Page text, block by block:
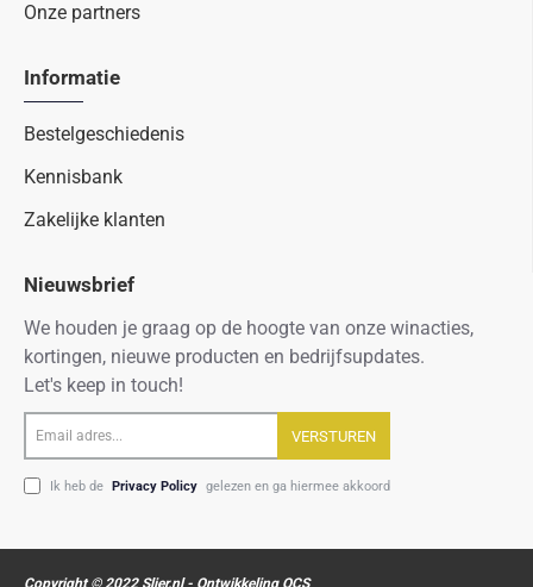
Onze partners
Informatie
Bestelgeschiedenis
Kennisbank
Zakelijke klanten
Nieuwsbrief
We houden je graag op de hoogte van onze winacties,
kortingen, nieuwe producten en bedrijfsupdates.
Let's keep in touch!
adres...
VERSTUREN
Ik heb de Privacy Policy gelezen en ga hiermee akkoord
Copyright © 2022 Slier.nl - Ontwikkeling OCS